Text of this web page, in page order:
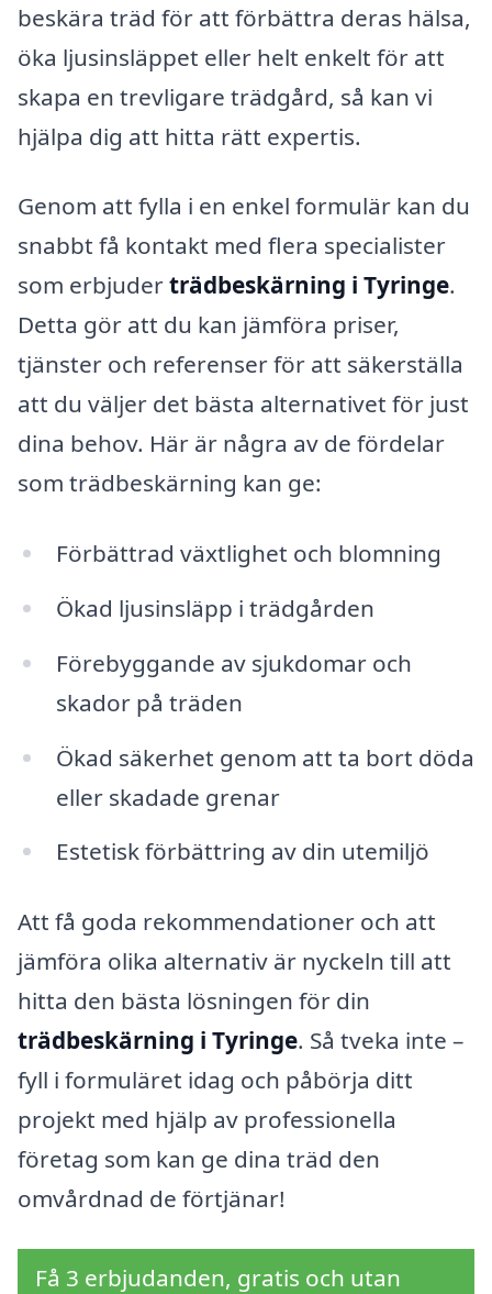
beskära träd för att förbättra deras hälsa,
öka ljusinsläppet eller helt enkelt för att
skapa en trevligare trädgård, så kan vi
hjälpa dig att hitta rätt expertis.
Genom att fylla i en enkel formulär kan du
snabbt få kontakt med flera specialister
som erbjuderträdbeskärning i Tyringe.
Detta gör att du kan jämföra priser,
tjänster och referenser för att säkerställa
att du väljer det bästa alternativet för just
dina behov. Här är några av de fördelar
som trädbeskärning kan ge:
Förbättrad växtlighet och blomning
Ökad ljusinsläpp i trädgården
Förebyggande av sjukdomar och
skador på träden
Ökad säkerhet genom att ta bort döda
eller skadade grenar
Estetisk förbättring av din utemiljö
Att få goda rekommendationer och att
jämföra olika alternativ är nyckeln till att
hitta den bästa lösningen för din
trädbeskärning i Tyringe. Så tveka inte –
fyll i formuläret idag och påbörja ditt
projekt med hjälp av professionella
företag som kan ge dina träd den
omvårdnad de förtjänar!
Få 3 erbjudanden, gratis och utan